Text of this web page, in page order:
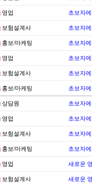
영업 초보자
보험설계사 초보자
홍보/마케팅 초보자
영업 초보자
보험설계사 초보자
홍보/마케팅 초보자
상담원 초보자
영업 초보자
보험설계사 초보자
홍보/마케팅 초보자
영업 새로운
보험설계사 새로운